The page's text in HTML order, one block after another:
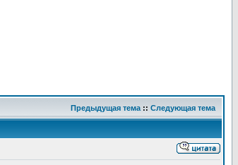
Предыдущая тема :: Следующая тема